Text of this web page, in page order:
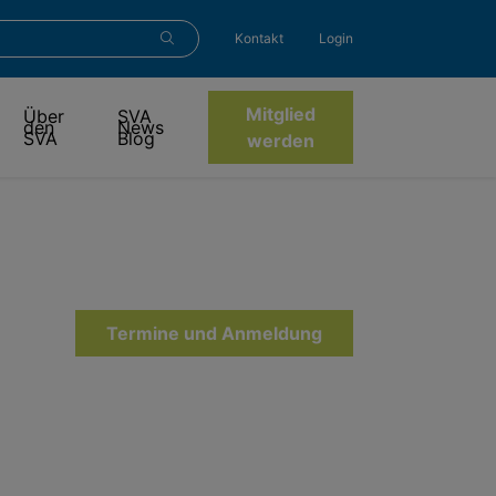
Kontakt Login
Über
den
SVA
SVA
News
Blog
Mitglied
werden
Termine und Anmeldung